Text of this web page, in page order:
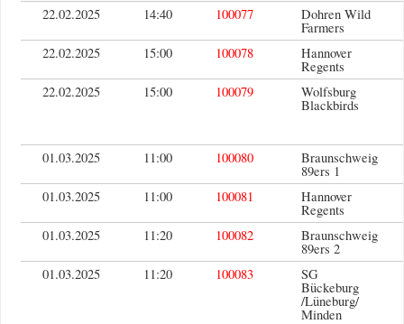
22.02.2025
14:40 100077 Dohren Wild
Farmers
22.02.2025
15:00 100078 Hannover
Regents
22.02.2025
15:00 100079 Wolfsburg
Blackbirds
01.03.2025 11:00 100080 Braunschweig
89ers 1
01.03.2025
11:00 100081 Hannover
Regents
01.03.2025
11:20 100082 Braunschweig
89ers 2
01.03.2025
11:20 100083 SG
Bückeburg
/Lüneburg/
Minden